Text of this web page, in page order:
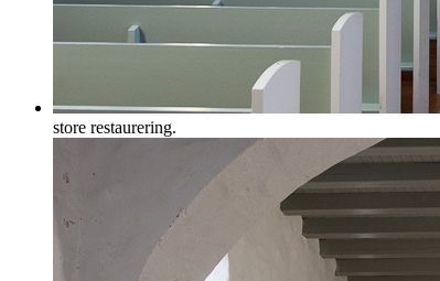
store restaurering.